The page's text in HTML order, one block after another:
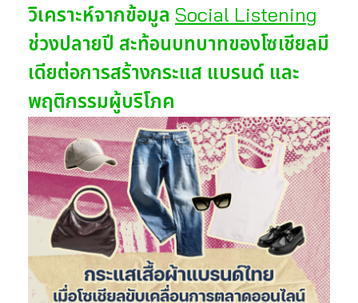
วิเคราะห์จากข้อมูล Social Listening
ช่วงปลายปี สะท้อนบทบาทของโซเชียลมี
เดียต่อการสร้างกระแส แบรนด์ และ
พฤติกรรมผู้บริโภค